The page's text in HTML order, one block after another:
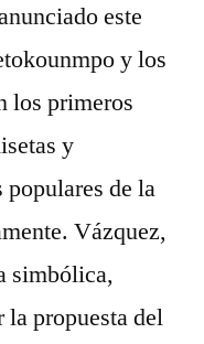
este
y los
los primeros
y
populares de la
Vázquez,
simbólica,
la propuesta del